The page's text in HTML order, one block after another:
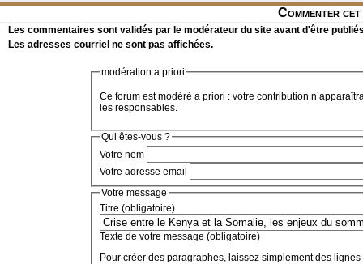
Commenter
Les commentaires sont validés par le modérateur du site avant d'être
Les adresses courriel ne sont pas affichées.
modération a priori
Ce forum est modéré a priori : votre contribution
les responsables.
Qui êtes-vous ?
Votre nom
Votre adresse email
Votre message
Titre (obligatoire)
Texte de votre message (obligatoire)
Pour créer des paragraphes, laissez simplement des lignes